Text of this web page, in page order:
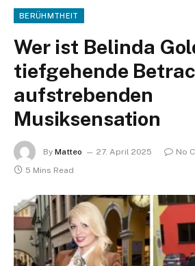
BERÜHMTHEIT
Wer ist Belinda
tiefgehende
aufstrebenden
Musiksensation
By Matteo 27. April 2025
No
5 Mins Read